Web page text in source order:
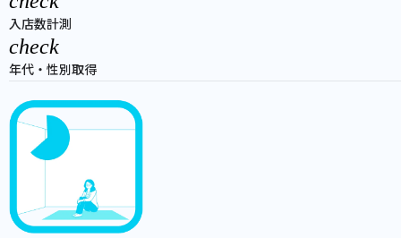
入店数計測
check
年代・性別取得